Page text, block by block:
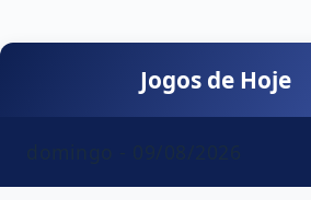
Jogos de Hoje